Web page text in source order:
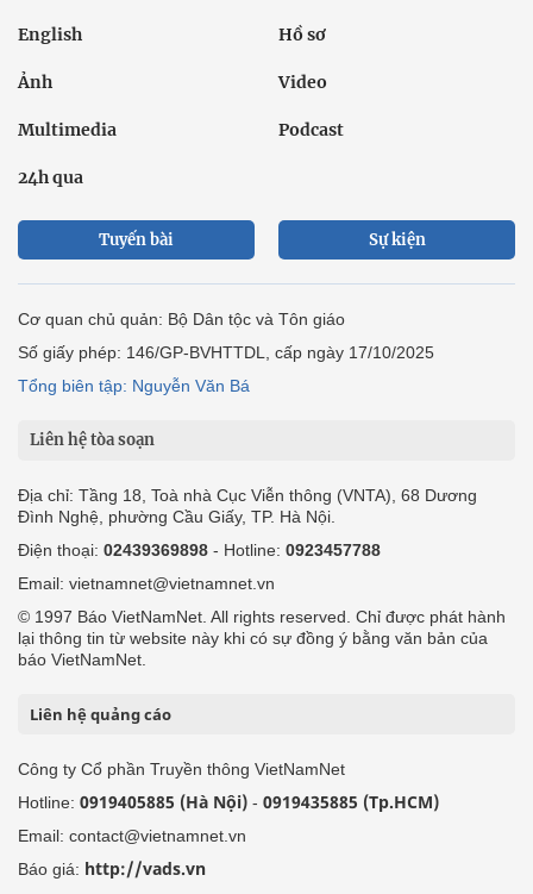
English Hồ sơ
Ảnh Video
Multimedia Podcast
24h qua
Tuyến bài Sự kiện
Cơ quan chủ quản: Bộ Dân tộc và Tôn giáo
Số giấy phép: 146/GP-BVHTTDL, cấp ngày 17/10/2025
Tổng biên tập: Nguyễn Văn Bá
Liên hệ tòa soạn
Địa chỉ: Tầng 18, Toà nhà Cục Viễn thông (VNTA), 68 Dương
Đình Nghệ, phường Cầu Giấy, TP. Hà Nội.
Điện thoại: 02439369898 - Hotline: 0923457788
Email: vietnamnet@vietnamnet.vn
© 1997 Báo VietNamNet. All rights reserved. Chỉ được phát hành
lại thông tin từ website này khi có sự đồng ý bằng văn bản của
báo VietNamNet.
Liên hệ quảng cáo
Công ty Cổ phần Truyền thông VietNamNet
Hotline: 0919405885 (Hà Nội) - 0919435885 (Tp.HCM)
Email: contact@vietnamnet.vn
Báo giá: http://vads.vn